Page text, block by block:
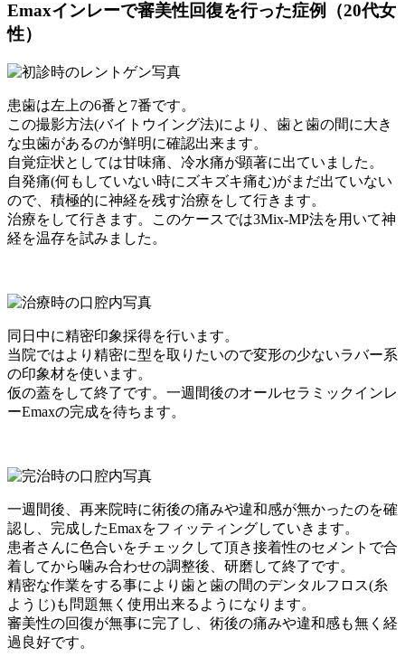
Emaxインレーで審美性回復を行った症例（20代女
性）
患歯は左上の6番と7番です。
この撮影方法(バイトウイング法)により、歯と歯の間に大き
な虫歯があるのが鮮明に確認出来ます。
自覚症状としては甘味痛、冷水痛が顕著に出ていました。
自発痛(何もしていない時にズキズキ痛む)がまだ出ていない
ので、積極的に神経を残す治療をして行きます。
治療をして行きます。このケースでは3Mix-MP法を用いて神
経を温存を試みました。
同日中に精密印象採得を行います。
当院ではより精密に型を取りたいので変形の少ないラバー系
の印象材を使います。
仮の蓋をして終了です。一週間後のオールセラミックインレ
ーEmaxの完成を待ちます。
一週間後、再来院時に術後の痛みや違和感が無かったのを確
認し、完成したEmaxをフィッティングしていきます。
患者さんに色合いをチェックして頂き接着性のセメントで合
着してから噛み合わせの調整後、研磨して終了です。
精密な作業をする事により歯と歯の間のデンタルフロス(糸
ようじ)も問題無く使用出来るようになります。
審美性の回復が無事に完了し、術後の痛みや違和感も無く経
過良好です。